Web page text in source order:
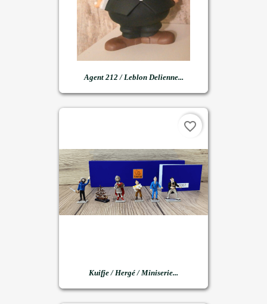
Agent 212 / Leblon Delienne...
Kuifje / Hergé / Miniserie...
favorite_border